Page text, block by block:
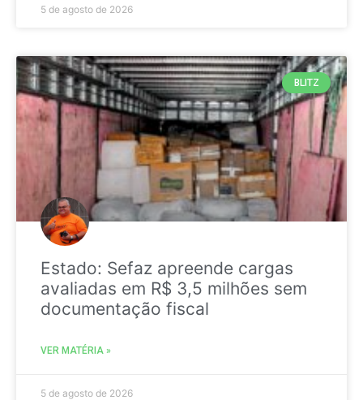
5 de agosto de 2026
BLITZ
Estado: Sefaz apreende cargas
avaliadas em R$ 3,5 milhões sem
documentação fiscal
VER MATÉRIA »
5 de agosto de 2026